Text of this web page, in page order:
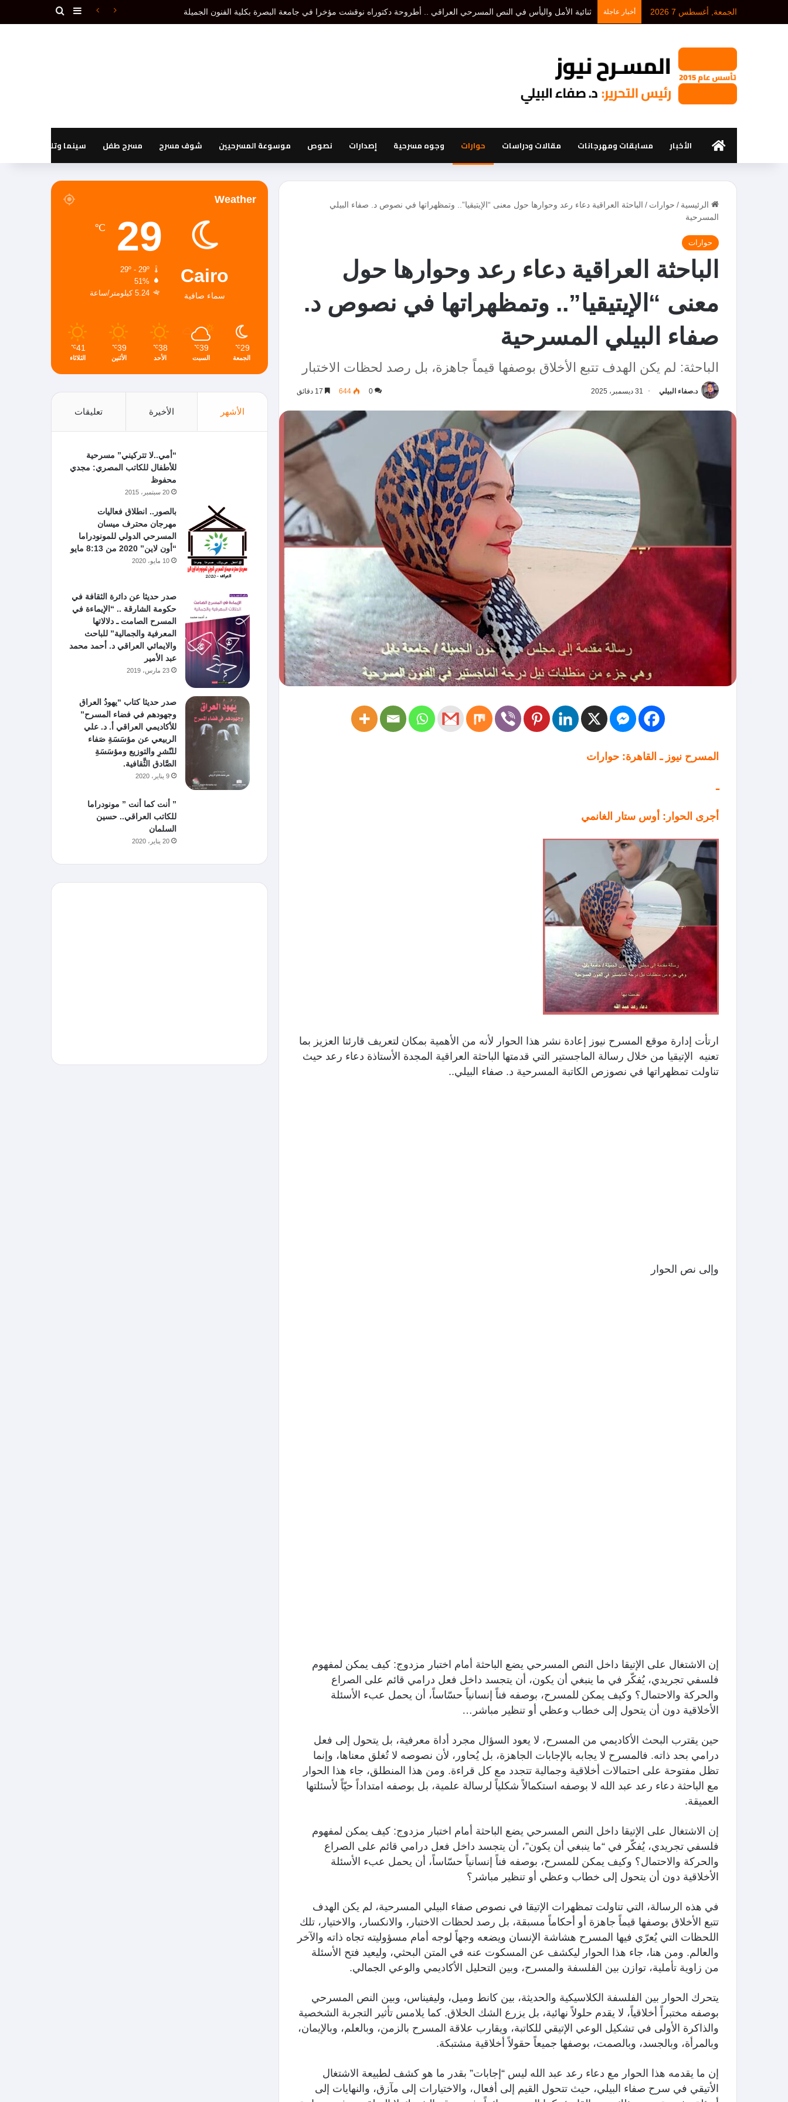
الجمعة, أغسطس 7 2026 أخبار عاجلة د. أحمد بلخيري: كل تنظير مسرحي هو إقصاء لتنظير أو تنظيرات أخرى، أما نظرية المسرح فتدرس الكل دون إقصاء.(1ـ 3) إضافة عمود جانبي
الرئيسيةالأخبار مسابقات ومهرجانات مقالات ودراسات حوارات وجوه مسرحية إصدارات نصوص موسوعة المسرحيين شوف مسرح مسرح طفل سينما وتليفزيون
الرئيسية / حوارات / الباحثة العراقية دعاء رعد وحوارها حول معنى “الإيتيقيا”.. وتمظهراتها في نصوص د. صفاء البيلي
المسرحية
حوارات
الباحثة العراقية دعاء رعد وحوارها حول
معنى “الإيتيقيا”.. وتمظهراتها في نصوص د.
صفاء البيلي المسرحية
الباحثة: لم يكن الهدف تتبع الأخلاق بوصفها قيماً جاهزة، بل رصد لحظات الاختبار
د.صفاء البيلي 31 ديسمبر، 2025 0
644
المسرح نيوز ـ القاهرة: حوارات
ـ
أجرى الحوار: أوس ستار الغانمي
ارتأت إدارة موقع المسرح نيوز إعادة نشر هذا الحوار لأنه من الأهمية بمكان لتعريف قارئنا العزيز بما
تعنيه الإتيقيا من خلال رسالة الماجستير التي قدمتها الباحثة العراقية المجدة الأستاذة دعاء رعد حيث
تناولت تمظهراتها في نصوزص الكاتبة المسرحية د. صفاء البيلي..
وإلى نص الحوار
إن الاشتغال على الإتيقا داخل النص المسرحي يضع الباحثة أمام اختبار مزدوج: كيف يمكن لمفهوم
فلسفي تجريدي، يُفكّر في ما ينبغي أن يكون، أن يتجسد داخل فعل درامي قائم على الصراع
والحركة والاحتمال؟ وكيف يمكن للمسرح، بوصفه فناً إنسانياً حسّاساً، أن يحمل عبء الأسئلة
الأخلاقية دون أن يتحول إلى خطاب وعظي أو تنظير مباشر…
حين يقترب البحث الأكاديمي من المسرح، لا يعود السؤال مجرد أداة معرفية، بل يتحول إلى فعل
درامي بحد ذاته. فالمسرح لا يجابه بالإجابات الجاهزة، بل يُحاور، لأن نصوصه لا تُغلق معناها، وإنما
تظل مفتوحة على احتمالات أخلاقية وجمالية تتجدد مع كل قراءة. ومن هذا المنطلق، جاء هذا الحوار
مع الباحثة دعاء رعد عبد الله لا بوصفه استكمالاً شكلياً لرسالة علمية، بل بوصفه امتداداً حيّاً لأسئلتها
العميقة.
إن الاشتغال على الإتيقا داخل النص المسرحي يضع الباحثة أمام اختبار مزدوج: كيف يمكن لمفهوم
فلسفي تجريدي، يُفكّر في “ما ينبغي أن يكون”، أن يتجسد داخل فعل درامي قائم على الصراع
والحركة والاحتمال؟ وكيف يمكن للمسرح، بوصفه فناً إنسانياً حسّاساً، أن يحمل عبء الأسئلة
الأخلاقية دون أن يتحول إلى خطاب وعظي أو تنظير مباشر؟
في هذه الرسالة، التي تناولت تمظهرات الإتيقا في نصوص صفاء البيلي المسرحية، لم يكن الهدف
تتبع الأخلاق بوصفها قيماً جاهزة أو أحكاماً مسبقة، بل رصد لحظات الاختبار، والانكسار، والاختيار، تلك
اللحظات التي يُعرّي فيها المسرح هشاشة الإنسان ويضعه وجهاً لوجه أمام مسؤوليته تجاه ذاته والآخر
والعالم. ومن هنا، جاء هذا الحوار ليكشف عن المسكوت عنه في المتن البحثي، وليعيد فتح الأسئلة
من زاوية تأملية، توازن بين الفلسفة والمسرح، وبين التحليل الأكاديمي والوعي الجمالي.
يتحرك الحوار بين الفلسفة الكلاسيكية والحديثة، بين كانط وميل، وليفيناس، وبين النص المسرحي
بوصفه مختبراً أخلاقياً، لا يقدم حلولاً نهائية، بل يزرع الشك الخلاق. كما يلامس تأثير التجربة الشخصية
والذاكرة الأولى في تشكيل الوعي الإتيقي للكاتبة، ويقارب علاقة المسرح بالزمن، وبالعلم، وبالإيمان،
وبالمرأة، وبالجسد، وبالصمت، بوصفها جميعاً حقولاً أخلاقية مشتبكة.
إن ما يقدمه هذا الحوار مع دعاء رعد عبد الله ليس “إجابات” بقدر ما هو كشف لطبيعة الاشتغال
الأتيقي في سرح صفاء البيلي، حيث تتحول القيم إلى أفعال، والاختيارات إلى مآزق، والنهايات إلى
Weather
Cairo
سماء صافية
29
℃
51%
5.24 كيلومتر/ساعة
29
℃
الجمعة
39
℃
السبت
38
℃
الأحد
39
℃
الأثنين
41
℃
الثلاثاء
الأشهر الأخيرة تعليقات
“أمي..لا تتركيني” مسرحية
للأطفال للكاتب المصري: مجدي
محفوظ
20 سبتمبر، 2015
بالصور.. انطلاق فعاليات
مهرجان محترف ميسان
المسرحي الدولي للمونودراما
“أون لاين” 2020 من 8:13 مايو
10 مايو، 2020
صدر حديثا عن دائرة الثقافة في
حكومة الشارقة .. “الإيماءة في
المسرح الصامت ـ دلالاتها
المعرفية والجمالية” للباحث
والايمائي العراقي د. أحمد محمد
عبد الأمير
23 مارس، 2019
صدر حديثا كتاب “يهودُ العراق
وجهودهم في فضاء المسرح”
للأكاديمي العراقي أ. د. علي
الربيعي عن مؤسَسَةِ صَفاء
للنّشرِ والتوزيع ومؤسَسَةِ
الصَّادق الثَّقافية.
9 يناير، 2020
” أنت كما أنت ” مونودراما
للكاتب العراقي.. حسين
السلمان
20 يناير، 2020